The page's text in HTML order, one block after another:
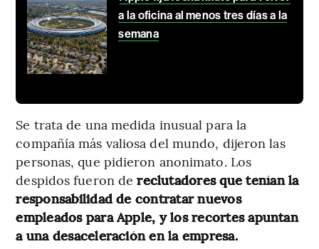
a la oficina al menos tres días a la
semana
Se trata de una medida inusual para la
compañía más valiosa del mundo, dijeron las
personas, que pidieron anonimato. Los
despidos fueron dereclutadores que tenían la
responsabilidad de contratar nuevos
empleados para Apple, y los recortes apuntan
a una desaceleración en la empresa.